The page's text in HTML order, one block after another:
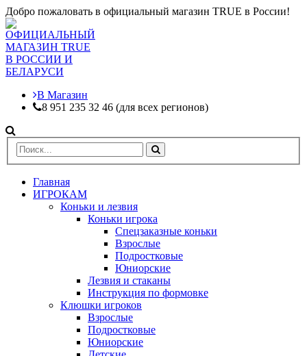
Добро пожаловать в официальный магазин TRUE в России!
В Магазин
8 951 235 32 46 (для всех регионов)
Главная
ИГРОКАМ
Коньки и лезвия
Коньки игрока
Спецзаказные коньки
Взрослые
Подростковые
Юниорские
Лезвия и стаканы
Инструкция по формовке
Клюшки игроков
Взрослые
Подростковые
Юниорские